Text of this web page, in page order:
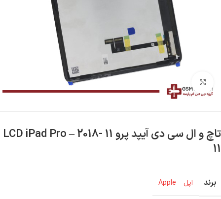
بزرگنمایی تصویر
تاچ و ال سی دی آیپد پرو 11 -2018 – LCD iPad Pro
11
برند اپل – Apple